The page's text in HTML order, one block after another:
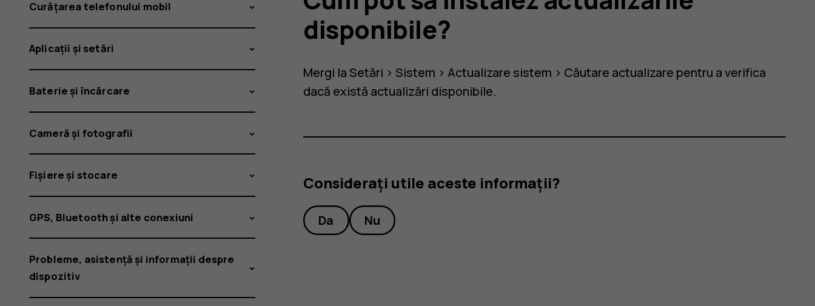
actualizările
disponibile?
Curățarea telefonului mobil
Aplicații și setări
Baterie și încărcare
Cameră și fotografii
Fișiere și stocare
GPS, Bluetooth și alte conexiuni
Probleme, asistență și informații despre
dispozitiv
disponibile?
Mergi laSetări >Sistem > Actualizare sistem > Căutare actualizare pentru a verifica
dacă există actualizări disponibile.
Considerați utile aceste informații?
Da Nu